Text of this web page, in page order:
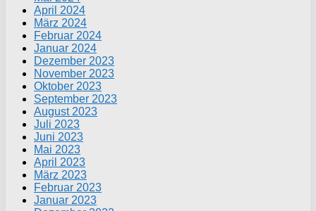
April 2024
März 2024
Februar 2024
Januar 2024
Dezember 2023
November 2023
Oktober 2023
September 2023
August 2023
Juli 2023
Juni 2023
Mai 2023
April 2023
März 2023
Februar 2023
Januar 2023